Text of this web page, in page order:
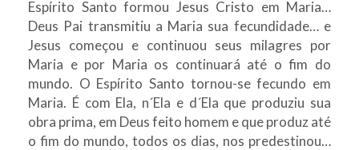
Espírito Santo formou Jesus Cristo em Maria…
Deus Pai transmitiu a Maria sua fecundidade… e
Jesus começou e continuou seus milagres por
Maria e por Maria os continuará até o fim do
mundo. O Espírito Santo tornou-se fecundo em
Maria. É com Ela, n´Ela e d´Ela que produziu sua
obra prima, em Deus feito homem e que produz até
o fim do mundo, todos os dias, nos predestinou…